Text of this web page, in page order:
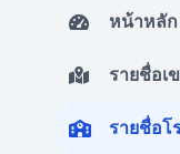
หน้าหลัก
รายชื่อเ
รายชื่อโ